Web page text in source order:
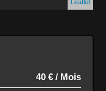
Leaflet
40 € / Mois